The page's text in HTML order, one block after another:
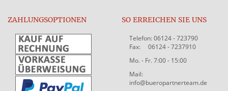
ZAHLUNGSOPTIONEN SO ERREICHEN SIE UNS
Telefon: 06124 - 723790
Fax: 06124 - 7237910
Mo. - Fr. 7:00 - 15:00
Mail:
info@bueropartnerteam.de